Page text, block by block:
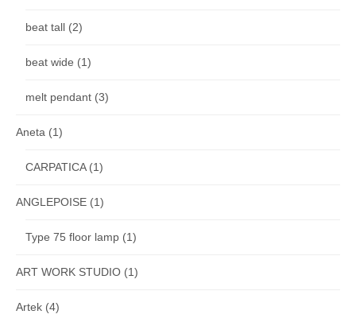
beat tall (2)
beat wide (1)
melt pendant (3)
Aneta (1)
CARPATICA(1)
ANGLEPOISE (1)
Type 75 floor lamp (1)
ART WORK STUDIO (1)
Artek (4)